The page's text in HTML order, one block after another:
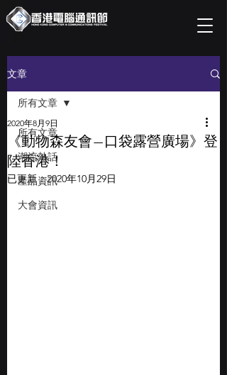
文章
所有文章
潮流熱話
產品資訊
大會資訊
所有文章
《動物森友會—口袋露營廣場》登
陸香港！
2020年8月9日
已更新：2020年10月29日